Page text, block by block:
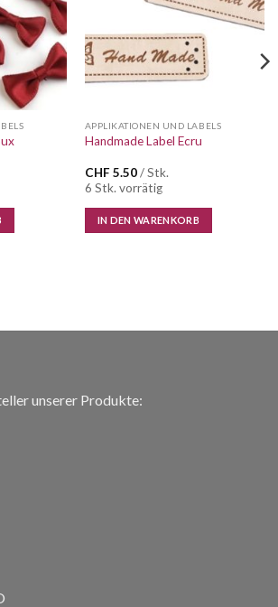
APPLIKATIONEN UND LABELS
Handmade Label Ecru
CHF 5.50/ Stk.
6 Stk. vorrätig
IN DEN WARENKORB
unserer Produkte: